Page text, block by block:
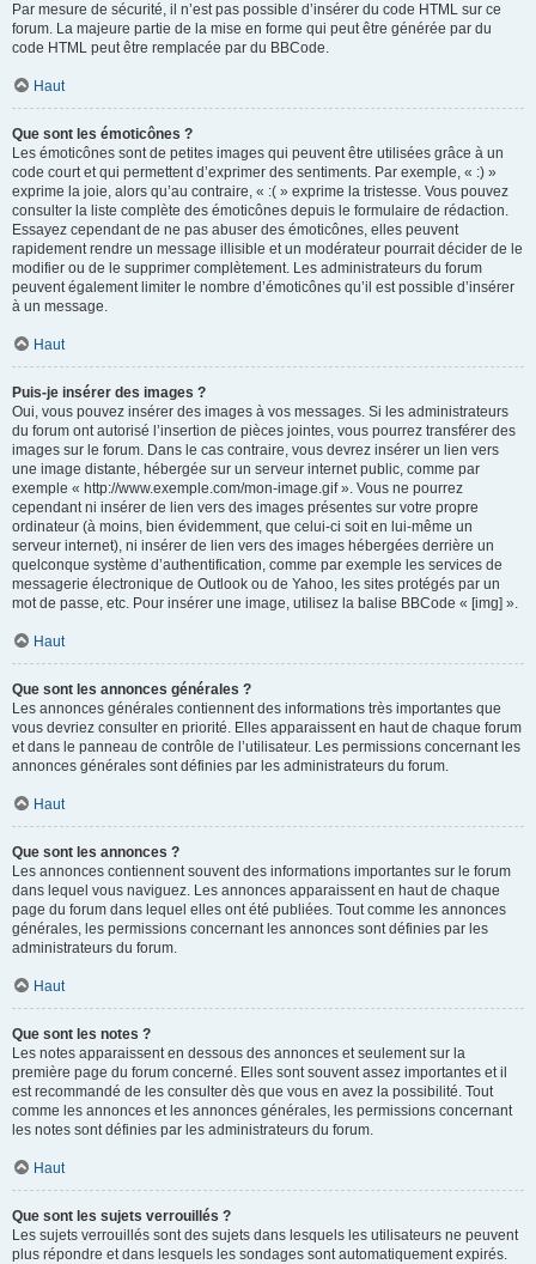
Par mesure de sécurité, il n’est pas possible d’insérer du code HTML sur ce
forum. La majeure partie de la mise en forme qui peut être générée par du
code HTML peut être remplacée par du BBCode.
Haut
Que sont les émoticônes ?
Les émoticônes sont de petites images qui peuvent être utilisées grâce à un
code court et qui permettent d’exprimer des sentiments. Par exemple, « :) »
exprime la joie, alors qu’au contraire, « :( » exprime la tristesse. Vous pouvez
consulter la liste complète des émoticônes depuis le formulaire de rédaction.
Essayez cependant de ne pas abuser des émoticônes, elles peuvent
rapidement rendre un message illisible et un modérateur pourrait décider de le
modifier ou de le supprimer complètement. Les administrateurs du forum
peuvent également limiter le nombre d’émoticônes qu’il est possible d’insérer
à un message.
Haut
Puis-je insérer des images ?
Oui, vous pouvez insérer des images à vos messages. Si les administrateurs
du forum ont autorisé l’insertion de pièces jointes, vous pourrez transférer des
images sur le forum. Dans le cas contraire, vous devrez insérer un lien vers
une image distante, hébergée sur un serveur internet public, comme par
exemple « http://www.exemple.com/mon-image.gif ». Vous ne pourrez
cependant ni insérer de lien vers des images présentes sur votre propre
ordinateur (à moins, bien évidemment, que celui-ci soit en lui-même un
serveur internet), ni insérer de lien vers des images hébergées derrière un
quelconque système d’authentification, comme par exemple les services de
messagerie électronique de Outlook ou de Yahoo, les sites protégés par un
mot de passe, etc. Pour insérer une image, utilisez la balise BBCode « [img] ».
Haut
Que sont les annonces générales ?
Les annonces générales contiennent des informations très importantes que
vous devriez consulter en priorité. Elles apparaissent en haut de chaque forum
et dans le panneau de contrôle de l’utilisateur. Les permissions concernant les
annonces générales sont définies par les administrateurs du forum.
Haut
Que sont les annonces ?
Les annonces contiennent souvent des informations importantes sur le forum
dans lequel vous naviguez. Les annonces apparaissent en haut de chaque
page du forum dans lequel elles ont été publiées. Tout comme les annonces
générales, les permissions concernant les annonces sont définies par les
administrateurs du forum.
Haut
Que sont les notes ?
Les notes apparaissent en dessous des annonces et seulement sur la
première page du forum concerné. Elles sont souvent assez importantes et il
est recommandé de les consulter dès que vous en avez la possibilité. Tout
comme les annonces et les annonces générales, les permissions concernant
les notes sont définies par les administrateurs du forum.
Haut
Que sont les sujets verrouillés ?
Les sujets verrouillés sont des sujets dans lesquels les utilisateurs ne peuvent
plus répondre et dans lesquels les sondages sont automatiquement expirés.